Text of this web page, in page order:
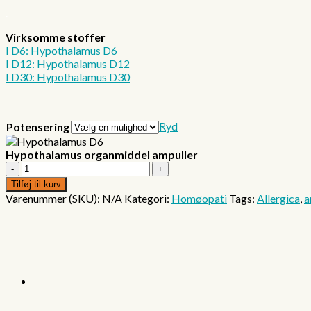
Virksomme stoffer
I D6: Hypothalamus D6
I D12: Hypothalamus D12
I D30: Hypothalamus D30
Potensering Ryd
Hypothalamus organmiddel ampuller
Hypothalamus
organmiddel
ampuller
antal
Tilføj til kurv
Varenummer (SKU): N/A Kategori: Homøopati Tags: Allergica,